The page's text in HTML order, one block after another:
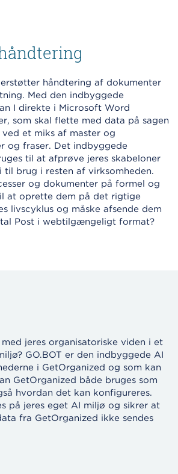
håndtering af dokumenter
Med den indbyggede
I direkte i Microsoft Word
som skal flette med data på sagen
et miks af master og
og fraser. Det indbyggede
til at afprøve jeres skabeloner
brug i resten af virksomheden.
og dokumenter på formel og
at oprette dem på det rigtige
livscyklus og måske afsende dem
Post i webtilgængeligt format?
jeres organisatoriske viden i et
GO.BOT er den indbyggede AI
i GetOrganized og som kan
GetOrganized både bruges som
hvordan det kan konfigureres.
på jeres eget AI miljø og sikrer at
fra GetOrganized ikke sendes